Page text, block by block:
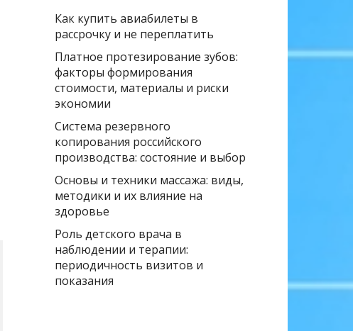
Как купить авиабилеты в
рассрочку и не переплатить
Платное протезирование зубов:
факторы формирования
стоимости, материалы и риски
экономии
Система резервного
копирования российского
производства: состояние и выбор
Основы и техники массажа: виды,
методики и их влияние на
здоровье
Роль детского врача в
наблюдении и терапии:
периодичность визитов и
показания